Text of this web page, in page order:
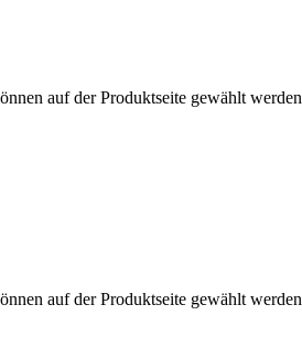
auf der Produktseite gewählt werden
auf der Produktseite gewählt werden